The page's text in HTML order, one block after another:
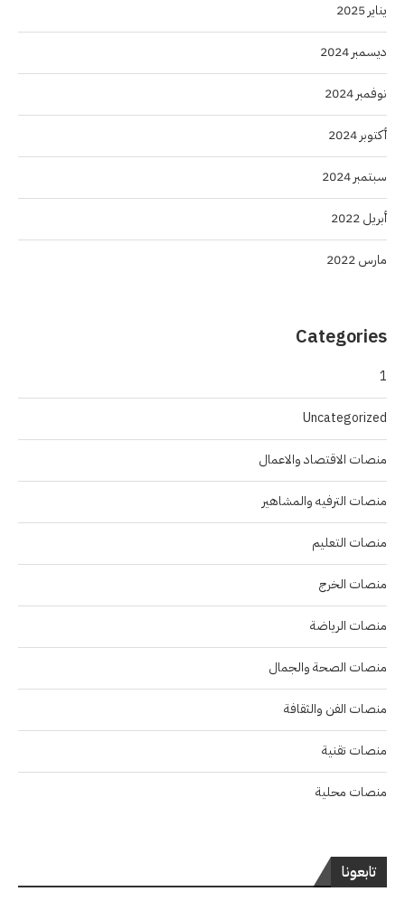
يناير 2025
ديسمبر 2024
نوفمبر 2024
أكتوبر 2024
سبتمبر 2024
أبريل 2022
مارس 2022
Categories
1
Uncategorized
منصات الاقتصاد والاعمال
منصات الترفيه والمشاهير
منصات التعليم
منصات الخرج
منصات الرياضة
منصات الصحة والجمال
منصات الفن والثقافة
منصات تقنية
منصات محلية
تابعونا